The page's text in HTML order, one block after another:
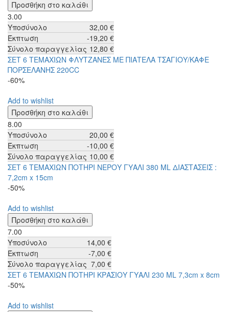
3.00
Υποσύνολο
32,00 €
Έκπτωση
-19,20 €
Σύνολο παραγγελίας 12,80 €
ΣΕΤ 6 ΤΕΜΑΧΙΩΝ ΦΛΥΤΖΑΝΕΣ ΜΕ ΠΙΑΤΕΛΑ ΤΣΑΓΙΟΥ/ΚΑΦΕ
ΠΟΡΣΕΛΑΝΗΣ 220CC
-60%
Add to wishlist
8.00
Υποσύνολο
20,00 €
Έκπτωση
-10,00 €
Σύνολο παραγγελίας 10,00 €
ΣΕΤ 6 ΤΕΜΑΧΙΩΝ ΠΟΤΗΡΙ ΝΕΡΟΥ ΓΥΑΛΙ 380 ML ΔΙΑΣΤΑΣΕΙΣ :
7,2cm x 15cm
-50%
Add to wishlist
7.00
Υποσύνολο
14,00 €
Έκπτωση
-7,00 €
Σύνολο παραγγελίας 7,00 €
ΣΕΤ 6 ΤΕΜΑΧΙΩΝ ΠΟΤΗΡΙ ΚΡΑΣΙΟΥ ΓΥΑΛΙ 230 ML 7,3cm x 8cm
-50%
Add to wishlist